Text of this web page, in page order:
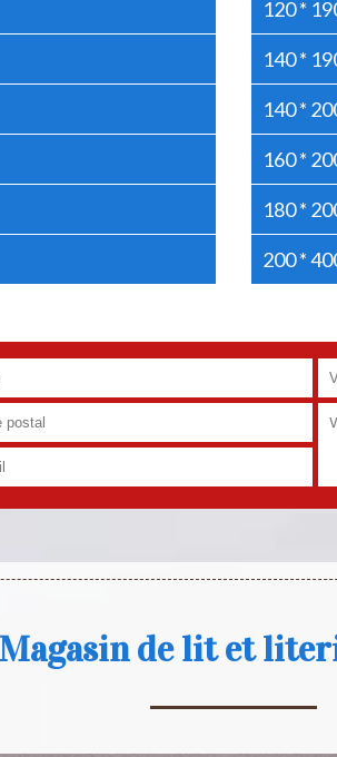
120 *
140 *
140 *
160 *
180 *
200 *
Magasin de lit et